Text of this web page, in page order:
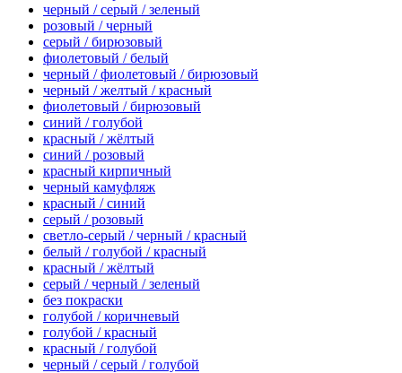
черный / серый / зеленый
розовый / черный
серый / бирюзовый
фиолетовый / белый
черный / фиолетовый / бирюзовый
черный / желтый / красный
фиолетовый / бирюзовый
синий / голубой
красный / жёлтый
синий / розовый
красный кирпичный
черный камуфляж
красный / синий
серый / розовый
светло-серый / черный / красный
белый / голубой / красный
красный / жёлтый
серый / черный / зеленый
без покраски
голубой / коричневый
голубой / красный
красный / голубой
черный / серый / голубой